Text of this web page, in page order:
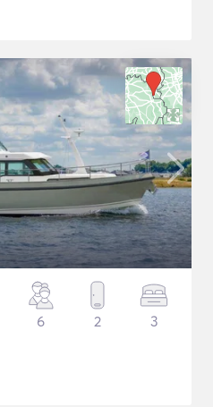
6 2 3